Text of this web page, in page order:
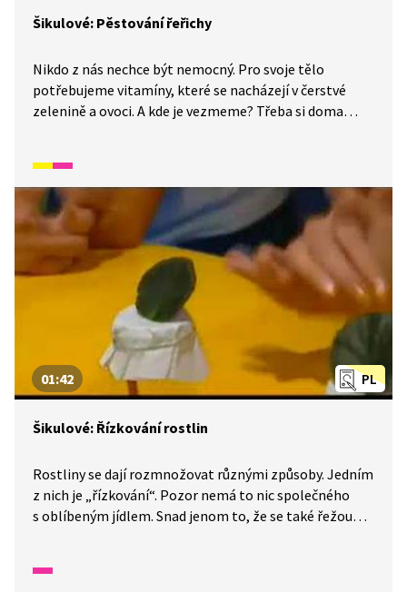
Šikulové: Pěstování řeřichy
Nikdo z nás nechce být nemocný. Pro svoje tělo
potřebujeme vitamíny, které se nacházejí v čerstvé
zelenině a ovoci. A kde je vezmeme? Třeba si doma
řeřichy.
PL
01:42
Šikulové: Řízkování rostlin
Rostliny se dají rozmnožovat různými způsoby. Jedním
z nich je „řízkování“. Pozor nemá to nic společného
s oblíbeným jídlem. Snad jenom to, že se také řežou
nejkrásnější dárek, třeba pro maminku.